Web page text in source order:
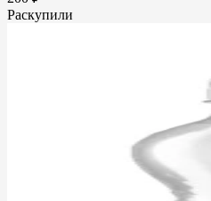
Раскупили